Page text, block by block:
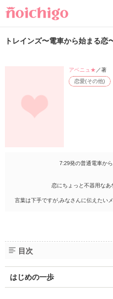
トレインズ〜電車から始まる恋
恋愛(その他)
アベニュ★ ／著
7:29発の普通電車か
恋にちょっと不器用な
言葉は下手ですが,みなさんに伝えたい
目次
はじめの一歩